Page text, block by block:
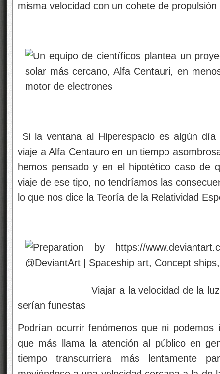
misma velocidad con un cohete de propulsión
Si la ventana al Hiperespacio es algún
viaje a Alfa Centauro en un tiempo
hemos pensado y en el hipotético caso de
viaje de ese tipo, no tendríamos las
lo que nos dice la Teoría de la Relatividad
Viajar a la velocidad de la luz no
serían funestas
Podrían ocurrir fenómenos que ni podemos
que más llama la atención al público en
tiempo transcurriera más lentamente